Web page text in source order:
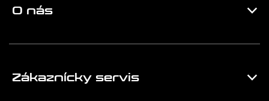
O nás
Zákaznícky servis